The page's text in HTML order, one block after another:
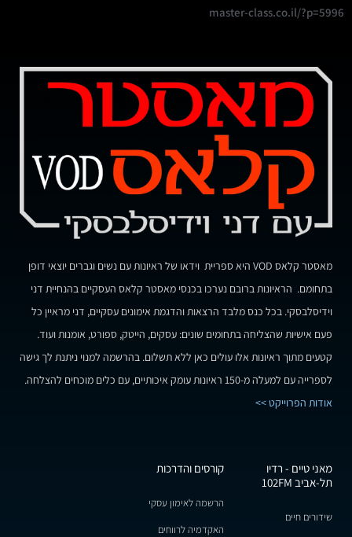
master-class.co.il/?p=5996
מאסטר קלאס VOD היא ספריית וידאו של ראיונות עם נשים וגברים יוצאי דופן
בתחומם. הראיונות ברובם נערכו בכנסי מאסטר קלאס העסקיים בהנחיית דני
וידיסלבסקי. בכל כנס מלבד הרצאות והדגמת אימונים עסקיים, דני מראיין כל
פעם אישיות שהצליחה בתחומים שונים: עסקים, הייטק, ספורט, אומנות ועוד.
קטעים מתוך ראיונות אלו עולים כאן ללא תשלום. בהרשמה למנוי ניתנת לך גישה
לספרייה עם למעלה מ-150 ראיונות עומק איכותיים, עם כלים מוכחים להצלחה.
אודות הפרוייקט >>
מאני טיים - רדיו
תל-אביב 102FM
שידורים חיים
קורסים והדרכות
הרשמה לאימון עסקי
האקדמיה לרווחים